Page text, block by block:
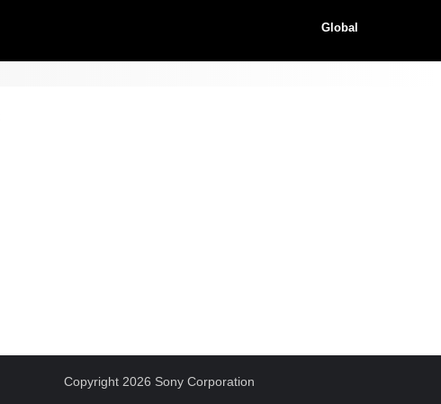
Global
Copyright 2026 Sony Corporation